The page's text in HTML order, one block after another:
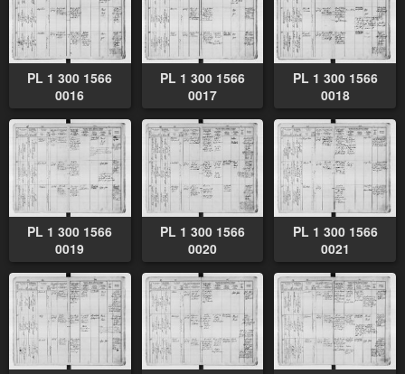
PL 1 300 1566
0016
PL 1 300 1566
0017
PL 1 300 1566
0018
PL 1 300 1566
0019
PL 1 300 1566
0020
PL 1 300 1566
0021